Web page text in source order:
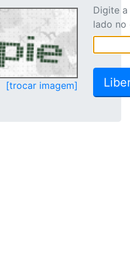
[trocar imagem]
Digite
lado no